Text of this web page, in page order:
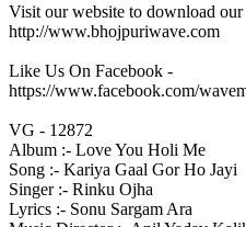
Visit our website to download our
http://www.bhojpuriwave.com
Like Us On Facebook -
https://www.facebook.com/
VG - 12872
Album :- Love You Holi Me
Song :- Kariya Gaal Gor Ho Jayi
Singer :- Rinku Ojha
Lyrics :- Sonu Sargam Ara